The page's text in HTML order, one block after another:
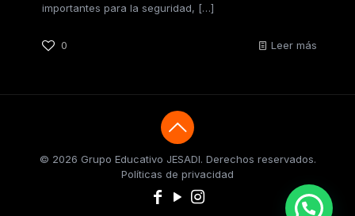
importantes para la seguridad, […]
0 Leer más
© 2026 Grupo Educativo JESADI. Derechos reservados.
Políticas de privacidad